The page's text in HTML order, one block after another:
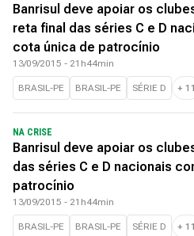
Banrisul deve apoiar os
reta final das séries C e D
cota única de patrocínio
13/09/2015 - 21h44min
BRASIL-PE BRASIL-PE SÉRIE D + 11
NA CRISE
Banrisul deve apoiar os
das séries C e D nacionais
patrocínio
13/09/2015 - 21h44min
BRASIL-PE BRASIL-PE SÉRIE D + 11